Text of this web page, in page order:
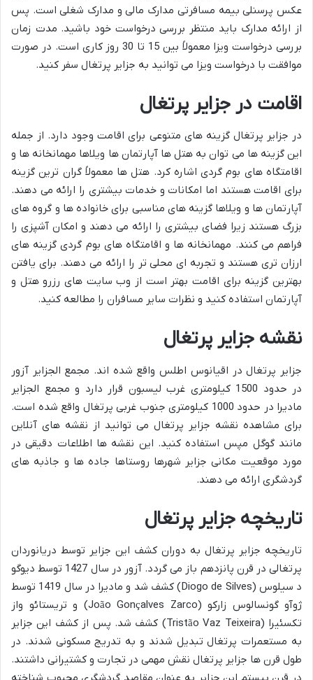
عکس پرسنلی بیمه مسافرتی مدارک مالی و مدارک شغلی است. پس
از ارائه مدارک باید منتظر بررسی درخواست خود باشید. مدت زمان
بررسی درخواست ویزا معمولاً بین 15 تا 30 روز کاری است. در صورت
موافقت با درخواست ویزا می توانید به جزایر پرتغال سفر کنید.
اقامت در جزایر پرتغال
در جزایر پرتغال گزینه های متنوعی برای اقامت وجود دارد. از جمله
این گزینه ها می توان به هتل ها آپارتمان ها ویلاها مهمانخانه ها و
اقامتگاه های بوم گردی اشاره کرد. هتل ها معمولاً گران ترین گزینه
برای اقامت هستند اما امکانات و خدمات بیشتری را ارائه می دهند.
آپارتمان ها و ویلاها گزینه های مناسبی برای خانواده ها و گروه های
بزرگ هستند زیرا فضای بیشتری را ارائه می دهند و امکان آشپزی را
فراهم می کنند. مهمانخانه ها و اقامتگاه های بوم گردی گزینه های
ارزان تری هستند و تجربه ای محلی تر را ارائه می دهند. برای یافتن
بهترین گزینه برای اقامت بهتر است از وب سایت های رزرو هتل و
آپارتمان استفاده کنید و نظرات سایر مسافران را مطالعه کنید.
نقشه جزایر پرتغال
جزایر پرتغال در اقیانوس اطلس واقع شده اند. مجمع الجزایر آزور
در حدود 1500 کیلومتری غرب لیسبون قرار دارد و مجمع الجزایر
مادیرا در حدود 1000 کیلومتری جنوب غربی پرتغال واقع شده است.
برای مشاهده نقشه جزایر پرتغال می توانید از نقشه های آنلاین
مانند گوگل مپس استفاده کنید. این نقشه ها اطلاعات دقیقی در
مورد موقعیت مکانی جزایر شهرها روستاها جاده ها و جاذبه های
گردشگری ارائه می دهند.
تاریخچه جزایر پرتغال
تاریخچه جزایر پرتغال به دوران کشف این جزایر توسط دریانوردان
پرتغالی در قرن پانزدهم باز می گردد. آزور در سال 1427 توسط دیوگو
د سیلوس (Diogo de Silves) کشف شد و مادیرا در سال 1419 توسط
ژوآو گونسالوس زارکو (João Gonçalves Zarco) و تریستائو واز
تکسئیرا (Tristão Vaz Teixeira) کشف شد. پس از کشف این جزایر
به مستعمرات پرتغال تبدیل شدند و به تدریج مسکونی شدند. در
طول قرن ها جزایر پرتغال نقش مهمی در تجارت و کشتیرانی داشتند.